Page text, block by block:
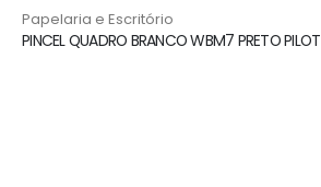
Papelaria e Escritório
PINCEL QUADRO BRANCO WBM7 PRETO PILOT